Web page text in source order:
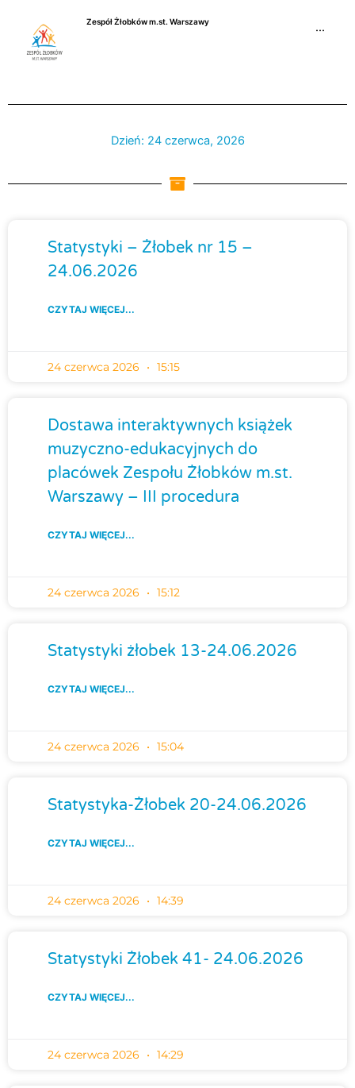
Zespół Żłobków m.st. Warszawy
···
Dzień: 24 czerwca, 2026
Statystyki – Żłobek nr 15 –
24.06.2026
CZYTAJ WIĘCEJ...
24 czerwca 2026 15:15
Dostawa interaktywnych książek
muzyczno-edukacyjnych do
placówek Zespołu Żłobków m.st.
Warszawy – III procedura
CZYTAJ WIĘCEJ...
24 czerwca 2026 15:12
Statystyki żłobek 13-24.06.2026
CZYTAJ WIĘCEJ...
24 czerwca 2026 15:04
Statystyka-Żłobek 20-24.06.2026
CZYTAJ WIĘCEJ...
24 czerwca 2026 14:39
Statystyki Żłobek 41- 24.06.2026
CZYTAJ WIĘCEJ...
24 czerwca 2026 14:29